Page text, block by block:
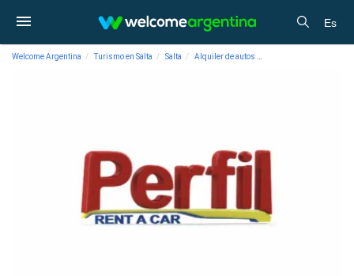
Es
Welcome Argentina Turismo en Salta Salta Alquiler de autos